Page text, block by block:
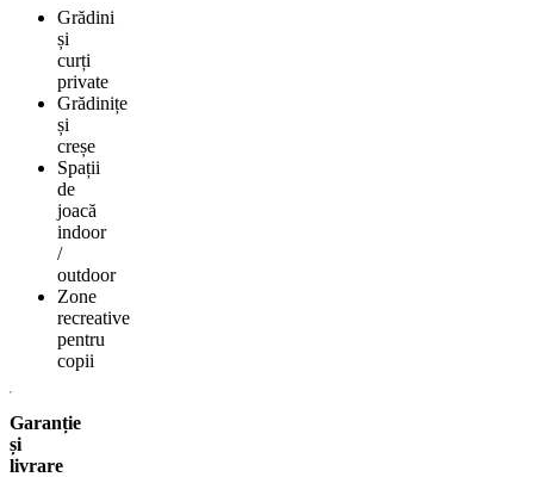
Grădini
și
curți
private
Grădinițe
și
creșe
Spații
de
joacă
indoor
/
outdoor
Zone
recreative
pentru
copii
Garanție
și
livrare